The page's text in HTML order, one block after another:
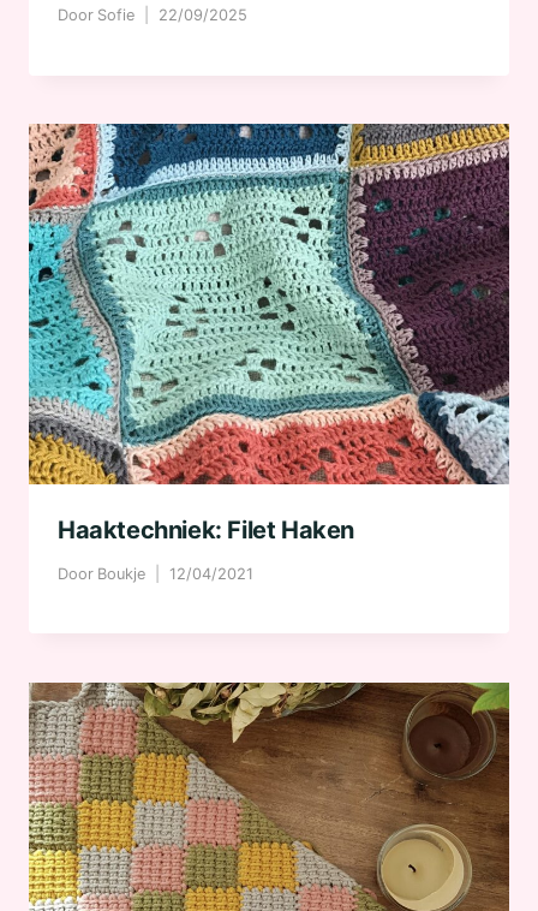
Door Sofie 22/09/2025
Haaktechniek: Filet Haken
Door Boukje 12/04/2021